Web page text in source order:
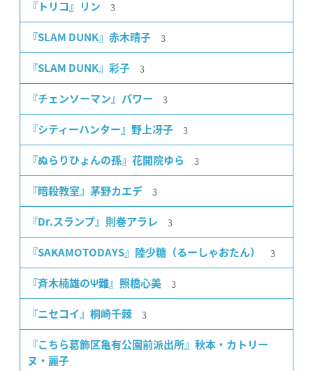
『トリコ』リン 3
『SLAM DUNK』赤木晴子 3
『SLAM DUNK』彩子 3
『チェンソーマン』パワー 3
『シティーハンター』野上冴子 3
『ぬらりひょんの孫』花開院ゆら 3
『暗殺教室』茅野カエデ 3
『Dr.スランプ』則巻アラレ 3
『SAKAMOTODAYS』陸少糖（るーしゃおたん） 3
『斉木楠雄のΨ難』照橋心美 3
『ニセコイ』桐崎千棘 3
『こちら葛飾区亀有公園前派出所』秋本・カトリー
ヌ・麗子